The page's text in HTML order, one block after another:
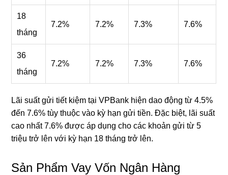
18
tháng
7.2% 7.2% 7.3% 7.6%
36
tháng
7.2% 7.2% 7.3% 7.6%
Lãi suất gửi tiết kiệm tại VPBank hiện dao động từ 4.5%
đến 7.6% tùy thuộc vào kỳ hạn gửi tiền. Đặc biệt, lãi suất
cao nhất 7.6% được áp dụng cho các khoản gửi từ 5
triệu trở lên với kỳ hạn 18 tháng trở lên.
Sản Phẩm Vay Vốn Ngân Hàng